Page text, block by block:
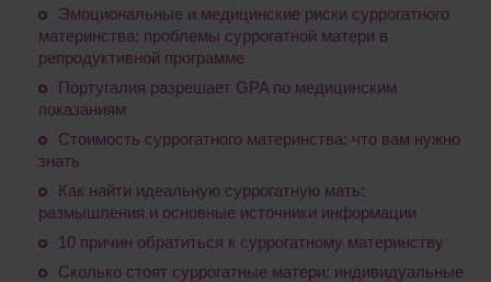
Эмоциональные и медицинские риски суррогатного
материнства: проблемы суррогатной матери в
репродуктивной программе
Португалия разрешает GPA по медицинским
показаниям
Стоимость суррогатного материнства: что вам нужно
знать
Как найти идеальную суррогатную мать:
размышления и основные источники информации
10 причин обратиться к суррогатному материнству
Сколько стоят суррогатные матери: индивидуальные